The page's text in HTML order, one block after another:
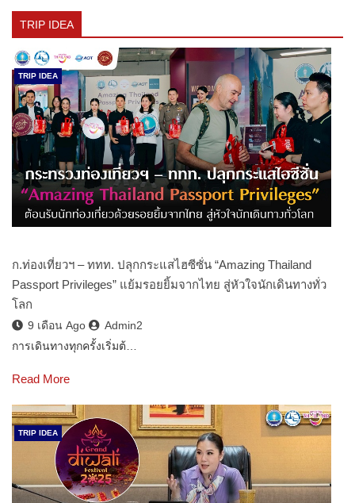
TRIP IDEA
TRIP IDEA
ก.ท่องเที่ยวฯ – ททท. ปลุกกระแสไฮซีซั่น “Amazing Thailand
Passport Privileges” แย้มรอยยิ้มจากไทย สู่หัวใจนักเดินทางทั่ว
โลก
9 เดือน Ago
Admin2
การเดินทางทุกครั้งเริ่มต้…
Read More
TRIP IDEA